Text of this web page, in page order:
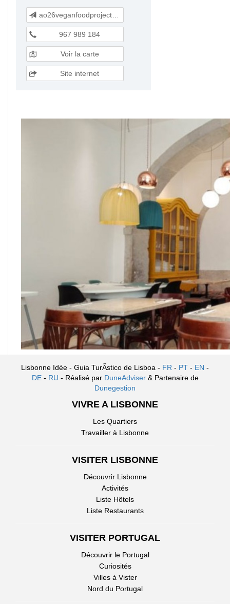
ao26veganfoodproject@gmail.com
967 989 184
Voir la carte
Site internet
Lisbonne Idée - Guia TurÃ­stico de Lisboa - FR - PT - EN -
DE- RU - Réalisé par DuneAdviser & Partenaire de
Dunegestion
VIVRE A LISBONNE
Les Quartiers
Travailler à Lisbonne
VISITER LISBONNE
Découvrir Lisbonne
Activités
Liste Hôtels
Liste Restaurants
VISITER PORTUGAL
Découvrir le Portugal
Curiosités
Villes à Vister
Nord du Portugal